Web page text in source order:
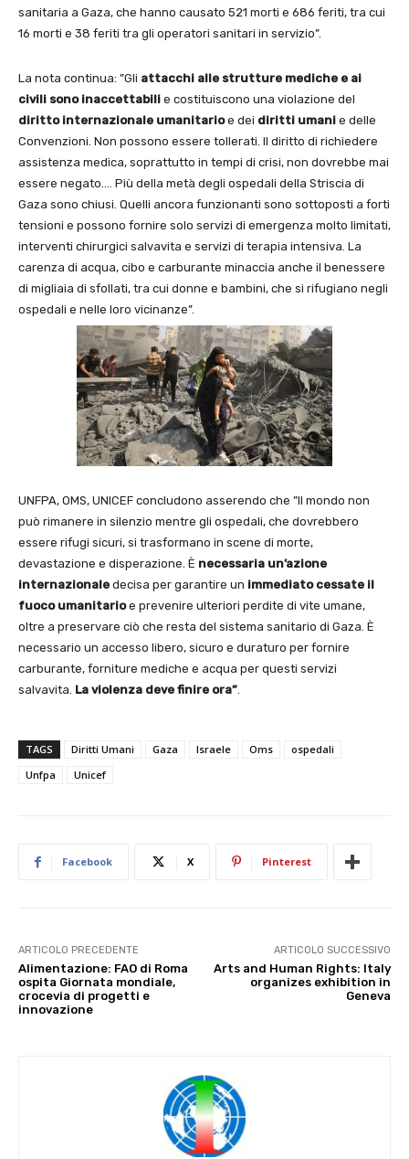
sanitaria a Gaza, che hanno causato 521 morti e 686 feriti, tra cui
16 morti e 38 feriti tra gli operatori sanitari in servizio”.
La nota continua: ”Gli attacchi alle strutture mediche e ai
civili sono inaccettabili e costituiscono una violazione del
diritto internazionale umanitarioe dei diritti umani e delle
Convenzioni. Non possono essere tollerati. Il diritto di richiedere
assistenza medica, soprattutto in tempi di crisi, non dovrebbe mai
essere negato…. Più della metà degli ospedali della Striscia di
Gaza sono chiusi. Quelli ancora funzionanti sono sottoposti a forti
tensioni e possono fornire solo servizi di emergenza molto limitati,
interventi chirurgici salvavita e servizi di terapia intensiva. La
carenza di acqua, cibo e carburante minaccia anche il benessere
di migliaia di sfollati, tra cui donne e bambini, che si rifugiano negli
ospedali e nelle loro vicinanze”.
UNFPA, OMS, UNICEF concludono asserendo che ”Il mondo non
può rimanere in silenzio mentre gli ospedali, che dovrebbero
essere rifugi sicuri, si trasformano in scene di morte,
devastazione e disperazione. È necessaria un’azione
internazionale decisa per garantire un immediato cessate il
fuoco umanitarioe prevenire ulteriori perdite di vite umane,
oltre a preservare ciò che resta del sistema sanitario di Gaza. È
necessario un accesso libero, sicuro e duraturo per fornire
carburante, forniture mediche e acqua per questi servizi
salvavita. La violenza deve finire ora”.
TAGS Diritti Umani Gaza Israele Oms
ospedali
Unfpa
Unicef
Facebook X Pinterest
ARTICOLO PRECEDENTE
Alimentazione: FAO di Roma
ospita Giornata mondiale,
crocevia di progetti e
innovazione
ARTICOLO SUCCESSIVO
Arts and Human Rights: Italy
organizes exhibition in
Geneva